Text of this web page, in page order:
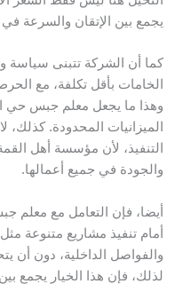
يجمع بين الإتقان والسرعة في
كما أن الشركة تتبنى سياسة
الخامات بأقل تكلفة، مع
وهذا ما يجعل معلم جبس حي
الميزانيات المحدودة. كذلك،
التنفيذ، لأن مؤسسة أهل
والجودة في جميع أعمالها.
أيضا، فإن التعامل مع معلم
أمام تنفيذ مشاريع متنوعة
والفواصل الداخلية، دون أن
لذلك، فإن هذا الخيار يجمع